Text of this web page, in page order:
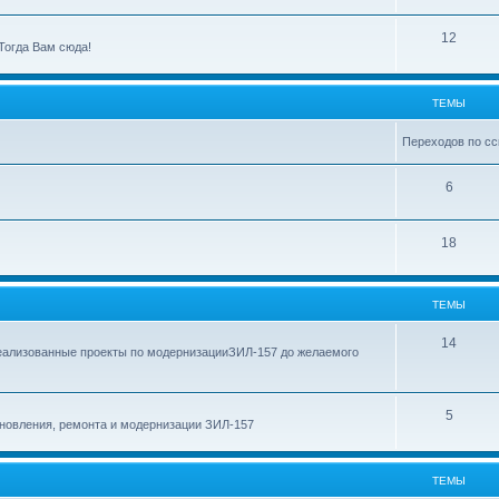
Вам сюда!
12
ы
ТЕМЫ
Переходов по
6Т
м
ы
18
м
ТЕМЫ
проекты по модернизацииЗИЛ-157 до желаемого
14Т
м
ремонта и модернизации ЗИЛ-157
5Т
ТЕМЫ